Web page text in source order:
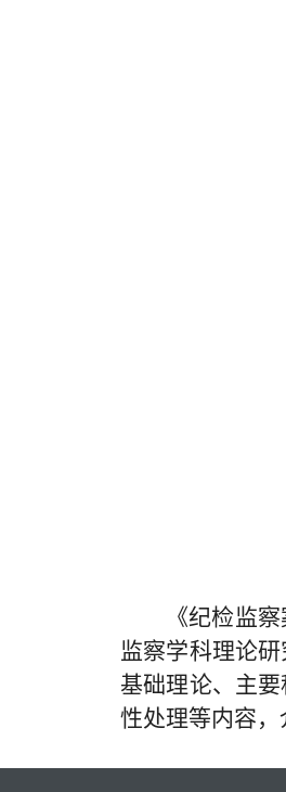
《纪检监
监察学科理论
基础理论、主
性处理等内容，